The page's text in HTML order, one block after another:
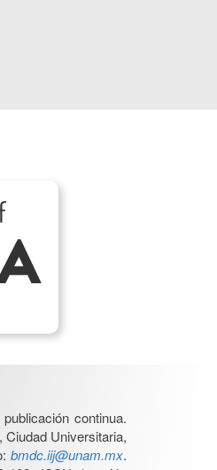
continua.
Universitaria,
bmdc.iij@unam.mx.